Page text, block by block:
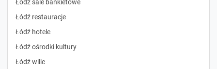
Łódź sale bankietowe
Łódź restauracje
Łódź hotele
Łódź ośrodki kultury
Łódź wille